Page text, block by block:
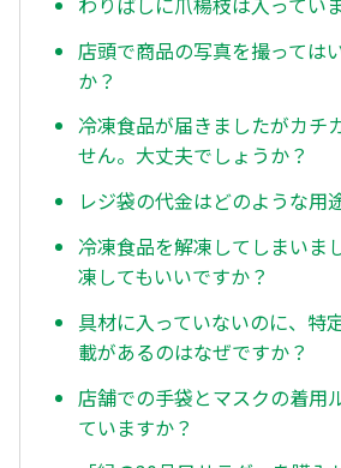
店頭で商品の写真を撮っては
か？
冷凍食品が届きましたがカチ
せん。大丈夫でしょうか？
レジ袋の代金はどのような用
冷凍食品を解凍してしまいま
凍してもいいですか？
具材に入っていないのに、特
載があるのはなぜですか？
店舗での手袋とマスクの着用
ていますか？